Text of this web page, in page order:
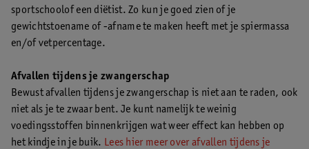
sportschoolof een diëtist. Zo kun je goed zien of je
gewichtstoename of -afname te maken heeft met je spiermassa
en/of vetpercentage.
Afvallen tijdens je zwangerschap
Bewust afvallen tijdens je zwangerschap is niet aan te raden, ook
niet als je te zwaar bent. Je kunt namelijk te weinig
voedingsstoffen binnenkrijgen wat weer effect kan hebben op
het kindje in je buik. Lees hier meer over afvallen tijdens je